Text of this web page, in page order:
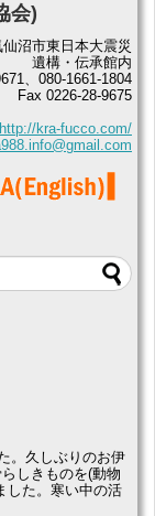
会)
沼市東日本大震災
遺構・伝承館内
、080-1661-1804
Fax 0226-28-9675
http://kra-fucco.com/
。久しぶりのお伊
しきものを(動物
した。寒い中の活